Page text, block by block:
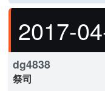
2017-
dg4838
祭司